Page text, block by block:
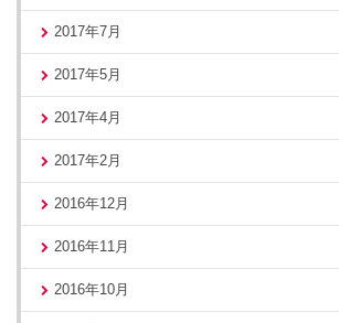
2017年7月
2017年5月
2017年4月
2017年2月
2016年12月
2016年11月
2016年10月